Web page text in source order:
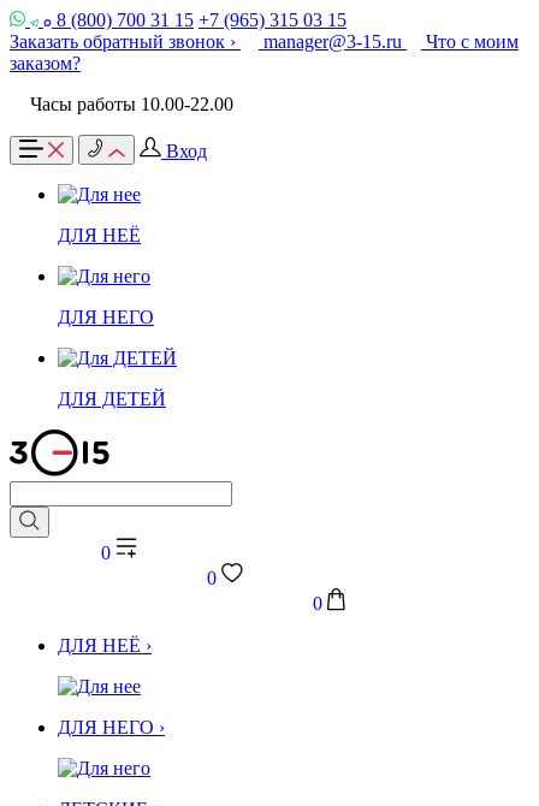
8 (800) 700 31 15 +7 (965) 315 03 15
Заказать обратный звонок ›
manager@3-15.ru
Что с моим
заказом?
Часы работы 10.00-22.00
Вход
ДЛЯ НЕЁ
ДЛЯ НЕГО
ДЛЯ ДЕТЕЙ
0
0
0
ДЛЯ НЕЁ ›
ДЛЯ НЕГО ›